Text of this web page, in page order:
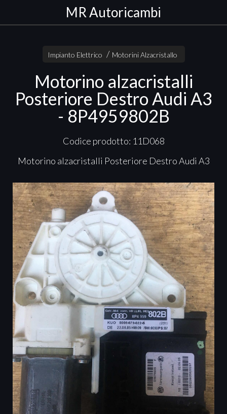
MR Autoricambi
Impianto Elettrico Motorini Alzacristallo
Motorino alzacristalli
Posteriore Destro Audi A3
- 8P4959802B
Codice prodotto: 11D068
Motorino alzacristalli Posteriore Destro Audi A3